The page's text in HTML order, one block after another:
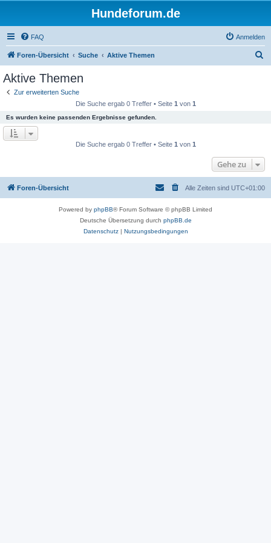
Hundeforum.de
FAQ Anmelden
Foren-Übersicht Suche Aktive Themen
Aktive Themen
Zur erweiterten Suche
Die Suche ergab 0 Treffer • Seite 1 von 1
Es wurden keine passenden Ergebnisse gefunden.
Die Suche ergab 0 Treffer • Seite 1 von 1
Gehe zu
Foren-Übersicht Alle Zeiten sind UTC+01:00
Powered by phpBB® Forum Software © phpBB Limited
Deutsche Übersetzung durch phpBB.de
Datenschutz| Nutzungsbedingungen